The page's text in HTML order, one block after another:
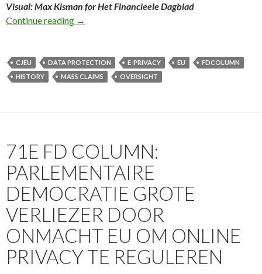
Visual: Max Kisman for Het Financieele Dagblad
Continue reading 68th FD Column: Dutch courts pave the way
→
CJEU DATA PROTECTION E-PRIVACY EU
FDCOLUMN
HISTORY
MASS CLAIMS OVERSIGHT
71E FD COLUMN:
PARLEMENTAIRE
DEMOCRATIE GROTE
VERLIEZER DOOR
ONMACHT EU OM ONLINE
PRIVACY TE REGULEREN